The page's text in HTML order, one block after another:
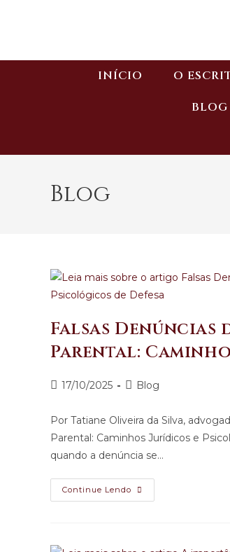
INÍCIO O
BLOG
Blog
Falsas
Parental:
17/10/2025 Blog
Por Tatiane Oliveira da Silva,
Parental: Caminhos Jurídicos e
quando a denúncia se…
Continue Lendo